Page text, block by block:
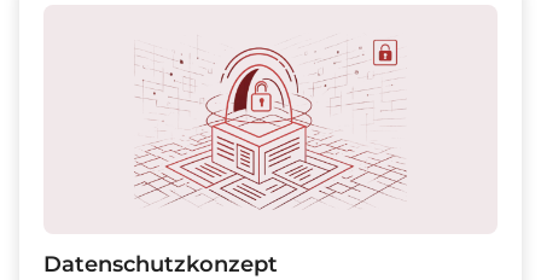
Datenschutzkonzept